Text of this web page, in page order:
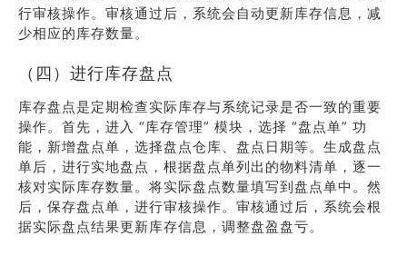
行审核操作。审核通过后，系统会自动更新库存信息，减
少相应的库存数量。
（四）进行库存盘点
库存盘点是定期检查实际库存与系统记录是否一致的重要
操作。首先，进入 “库存管理” 模块，选择 “盘点单” 功
能，新增盘点单，选择盘点仓库、盘点日期等。生成盘点
单后，进行实地盘点，根据盘点单列出的物料清单，逐一
核对实际库存数量。将实际盘点数量填写到盘点单中。然
后，保存盘点单，进行审核操作。审核通过后，系统会根
据实际盘点结果更新库存信息，调整盘盈盘亏。